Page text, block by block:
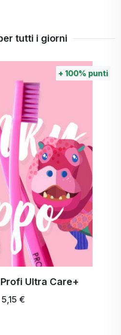
tutti i giorni
Strisce di lavaggio